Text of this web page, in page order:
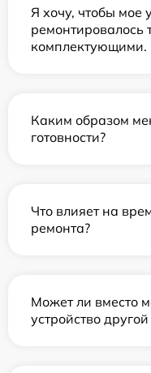
Я хочу, чтобы мое
комплектующими.
Каким образом
готовности?
Что влияет на
ремонта?
Может ли вместо
устройство